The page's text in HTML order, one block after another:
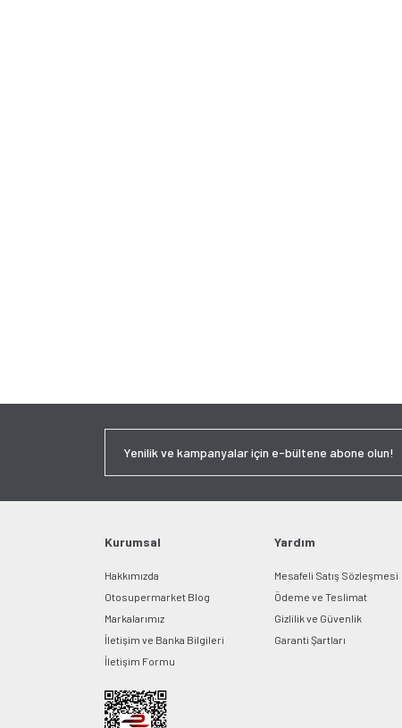
Kurumsal
Hakkımızda
Otosupermarket Blog
Markalarımız
İletişim ve Banka Bilgileri
İletişim Formu
Yardım
Mesafeli Satış Sözleşmesi
Ödeme ve Teslimat
Gizlilik ve Güvenlik
Garanti Şartları